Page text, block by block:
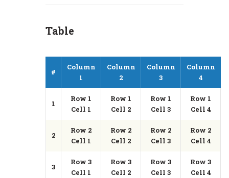
Table
#
Column
1
Column
2
Column
3
Column
4
1
Row 1
Cell 1
Row 1
Cell 2
Row 1
Cell 3
Row 1
Cell 4
2
Row 2
Cell 1
Row 2
Cell 2
Row 2
Cell 3
Row 2
Cell 4
3
Row 3
Cell 1
Row 3
Cell 2
Row 3
Cell 3
Row 3
Cell 4